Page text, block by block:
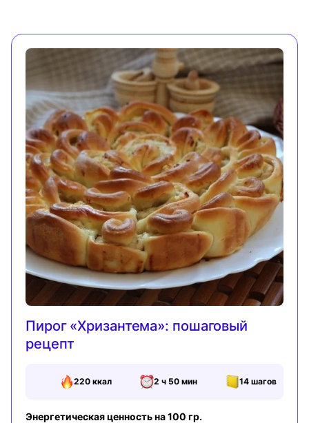
Пирог «Хризантема»: пошаговый
рецепт
220ккал 2 ч 50 мин 14 шагов
Энергетическая ценность на 100 гр.